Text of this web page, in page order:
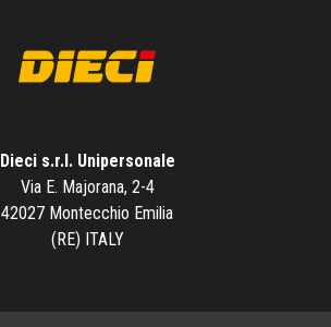
Dieci s.r.l. Unipersonale
Via E. Majorana, 2-4
42027 Montecchio Emilia
(RE) ITALY